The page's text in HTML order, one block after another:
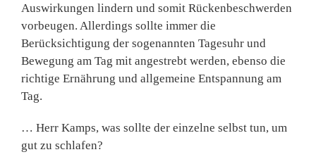
Auswirkungen lindern und somit Rückenbeschwerden
vorbeugen. Allerdings sollte immer die
Berücksichtigung der sogenannten Tagesuhr und
Bewegung am Tag mit angestrebt werden, ebenso die
richtige Ernährung und allgemeine Entspannung am
Tag.
… Herr Kamps, was sollte der einzelne selbst tun, um
gut zu schlafen?